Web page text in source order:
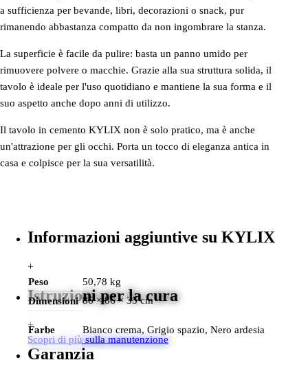
a sufficienza per bevande, libri, decorazioni o snack, pur
rimanendo abbastanza compatto da non ingombrare la stanza.
La superficie è facile da pulire: basta un panno umido per
rimuovere polvere o macchie. Grazie alla sua struttura solida, il
tavolo è ideale per l'uso quotidiano e mantiene la sua forma e il
suo aspetto anche dopo anni di utilizzo.
Il tavolo in cemento KYLIX non è solo pratico, ma è anche
un'attrazione per gli occhi. Porta un tocco di eleganza antica in
casa e colpisce per la sua versatilità.
Informazioni aggiuntive su KYLIX
+
Peso
50,78 kg
Dimensioni 86 × 86 × 35 cm
Farbe Bianco crema, Grigio spazio, Nero ardesia
Istruzioni per la cura
+
Scopri di più sulla manutenzione
Garanzia